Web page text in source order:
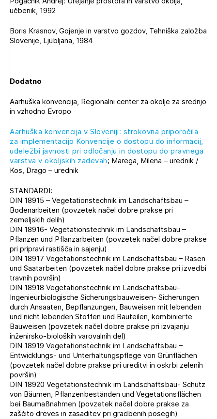
registriranim uporabnikom. Da lahko do nje
dostopate, se je potrebno prijaviti.
PRIJAVITE SE REGISTRIRAJTE SE
učbenik, 1992
Boris Krasnov, Gojenje in varstvo gozdov, Tehniška založba
Slovenije, Ljubljana, 1984
Dodatno
Aarhuška konvencija, Regionalni center za okolje za srednjo
in vzhodno Evropo
Aarhuška konvencija v Sloveniji: strokovna priporočila
za implementacijo Konvencije o dostopu do informacij,
udeležbi javnosti pri odločanju in dostopu do pravnega
varstva v okoljskih zadevah; Marega, Milena – urednik /
Kos, Drago – urednik
STANDARDI:
DIN 18915 – Vegetationstechnik im Landschaftsbau –
Bodenarbeiten (povzetek načel dobre prakse pri
zemeljskih delih)
DIN 18916- Vegetationstechnik im Landschaftsbau –
Pflanzen und Pflanzarbeiten (povzetek načel dobre prakse
pri pripravi rastišča in sajenju)
DIN 18917 Vegetationstechnik im Landschaftsbau – Rasen
und Saatarbeiten (povzetek načel dobre prakse pri izvedbi
travnih površin)
DIN 18918 Vegetationstechnik im Landschaftsbau-
Ingenieurbiologische Sicherungsbauweisen- Sicherungen
durch Ansaaten, Bepflanzungen, Bauweisen mit lebenden
und nicht lebenden Stoffen und Bauteilen, kombinierte
Bauweisen (povzetek načel dobre prakse pri izvajanju
inženirsko-bioloških varovalnih del)
DIN 18919 Vegetationstechnik im Landschaftsbau –
Entwicklungs- und Unterhaltungspflege von Grünflächen
(povzetek načel dobre prakse pri ureditvi in oskrbi zelenih
površin)
DIN 18920 Vegetationstechnik im Landschaftsbau- Schutz
von Bäumen, Pflanzenbeständen und Vegetationsflächen
bei Baumaßnahmen (povzetek načel dobre prakse za
zaščito dreves in zasaditev pri gradbenih posegih)